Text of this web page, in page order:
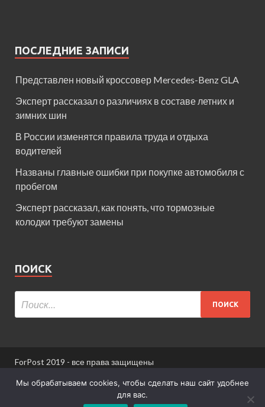
ПОСЛЕДНИЕ ЗАПИСИ
Представлен новый кроссовер Mercedes-Benz GLA
Эксперт рассказал о различиях в составе летних и
зимних шин
В России изменятся правила труда и отдыха
водителей
Названы главные ошибки при покупке автомобиля с
пробегом
Эксперт рассказал, как понять, что тормозные
колодки требуют замены
ПОИСК
ForPost 2019 - все права защищены
При использовании материалов сайта ссылка
Мы обрабатываем cookies, чтобы сделать наш сайт удобнее
для вас.